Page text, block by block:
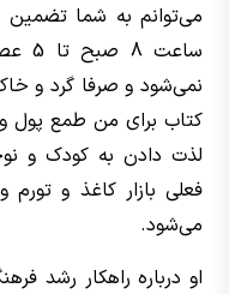
می‌توانم به شما تضمین
نمی‌شود و صرفا گرد و
کتاب برای من طمع پول
لذت دادن به کودک و
فعلی بازار کاغذ و
می‌شود.
او درباره راهکار رشد